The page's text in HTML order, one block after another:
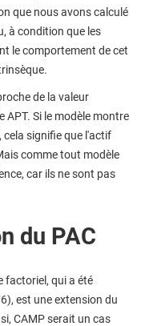
que nous avons calculé
à condition que les
le comportement de cet
de la valeur
APT. Si le modèle montre
cela signifie que l'actif
comme tout modèle
car ils ne sont pas
du PAC
factoriel, qui a été
est une extension du
CAMP serait un cas